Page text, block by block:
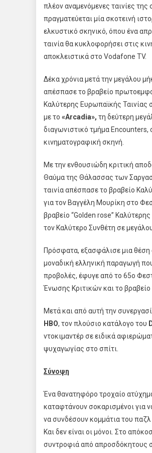
πλέον αναμενόμενες ταινίες
πραγματεύεται μία σκοτεινή
ελκυστικό σκηνικό, όπου ένα
ταινία θα κυκλοφορήσει στις
αποκλειστικά στο Vodafone TV.
Δέκα χρόνια μετά την μεγάλου
απέσπασε το βραβείο
Καλύτερης Ευρωπαϊκής Ταινίας
με το «Arcadia», τη δεύτερη
διαγωνιστικό τμήμα Encounters,
κινηματογραφική σκηνή.
Με την ενθουσιώδη κριτική
Θαύμα της Θάλασσας των
ταινία απέσπασε το βραβείο
για τον Βαγγέλη Μουρίκη στο
βραβείο “Golden rose”
τον Καλύτερο Συνθέτη σε
Πρόσφατα, εξασφάλισε μια
μοναδική ελληνική παραγωγή
προβολές, έφυγε από το 65ο
Ένωσης Κριτικών και το
Μετά και από αυτή την
ΗΒΟ, τον πλούσιο κατάλογο του
ντοκιμαντέρ σε ειδικά
ψυχαγωγίας στο σπίτι.
Σύνοψη
Ένα θανατηφόρο τροχαίο
καταφτάνουν σοκαρισμένοι για
να συνδέσουν κομμάτια του
Και δεν είναι οι μόνοι. Στο
συντροφιά από απροσδόκητους